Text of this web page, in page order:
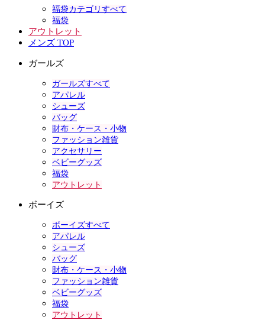
福袋カテゴリすべて
福袋
アウトレット
メンズ TOP
ガールズ
ガールズすべて
アパレル
シューズ
バッグ
財布・ケース・小物
ファッション雑貨
アクセサリー
ベビーグッズ
福袋
アウトレット
ボーイズ
ボーイズすべて
アパレル
シューズ
バッグ
財布・ケース・小物
ファッション雑貨
ベビーグッズ
福袋
アウトレット